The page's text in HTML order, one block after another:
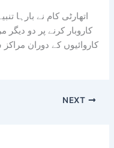
اتھارٹی کام نے بارہا
کاروبار کرنے پر دو
کاروائیوں کے دوران
NEXT